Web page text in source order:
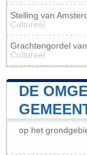
Stelling van
Cultureel
Grachtengordel
Cultureel
DE
op het